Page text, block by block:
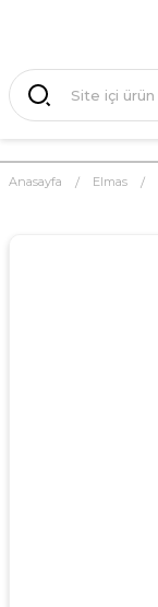
Anasayfa Elmas